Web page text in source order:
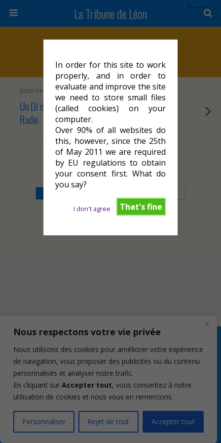
In order for this site to work
properly, and in order to
evaluate and improve the site
we need to store small files
(called cookies) on your
computer.
Over 90% of all websites do
this, however, since the 25th
of May 2011 we are required
by EU regulations to obtain
your consent first. What do
you say?
That's fine
I don't agree
Nous respectons votre vie privée
Nous utilisons des cookies pour améliorer votre expérience
de navigation, vous proposer des publicités ou du contenu
personnalisés et analyser notre trafic.
En cliquant sur Accepter tout, vous consentez à notre
utilisation de cookies et nous vous en remercions.
Personnaliser Rejet de tout Accepter tout
La Tribune de Léon
JEUDI 9 MARS 2023
Un DJ de Cahors mixe en direct sur Fun
Radio
Retour au début
Mobile